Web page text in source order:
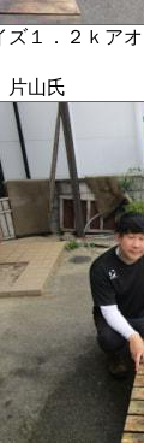
１．２ｋアオ
片山氏